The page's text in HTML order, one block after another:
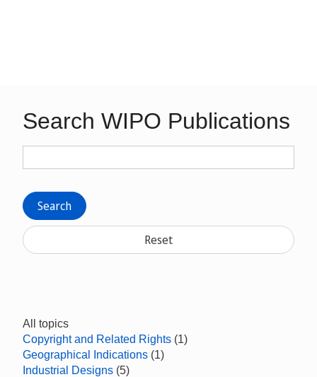
Search WIPO Publications
Search
Reset
All topics
Copyright and Related Rights (1)
Geographical Indications (1)
Industrial Designs (5)